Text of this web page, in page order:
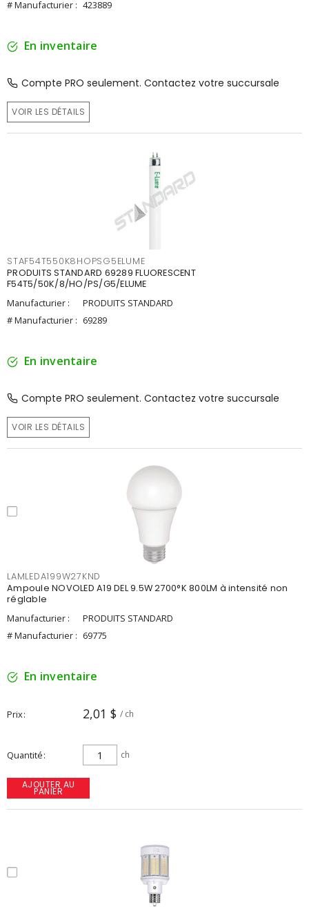
# Manufacturier : 423889
En inventaire
Compte PRO seulement. Contactez votre succursale
VOIR LES DÉTAILS
STAF54T550K8HOPSG5ELUME
PRODUITS STANDARD 69289 FLUORESCENT
F54T5/50K/8/HO/PS/G5/ELUME
Manufacturier :
PRODUITS STANDARD
# Manufacturier : 69289
En inventaire
Compte PRO seulement. Contactez votre succursale
VOIR LES DÉTAILS
LAMLEDA199W27KND
Ampoule NOVOLED A19 DEL 9.5W 2700°K 800LM à intensité non
réglable
Manufacturier :
PRODUITS STANDARD
# Manufacturier : 69775
En inventaire
Prix 2,01 $ / ch
Quantité ch
AJOUTER AU
PANIER